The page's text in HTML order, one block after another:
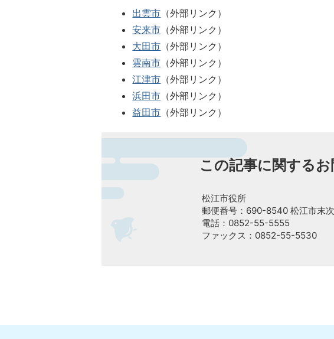
出雲市 （外部リンク）
安来市 （外部リンク）
大田市 （外部リンク）
雲南市 （外部リンク）
江津市 （外部リンク）
浜田市 （外部リンク）
益田市 （外部リンク）
この記事に関する
松江市役所
郵便番号：690-8540 松江市末
電話：0852-55-5555
ファックス：0852-55-5530